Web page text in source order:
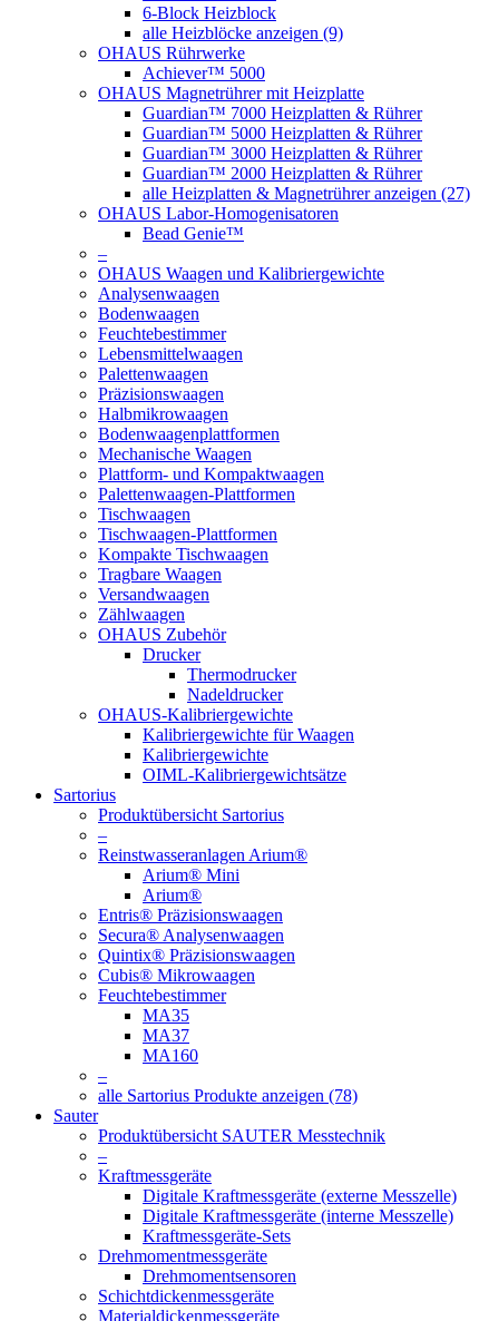
6-Block Heizblock
alle Heizblöcke anzeigen (9)
OHAUS Rührwerke
Achiever™ 5000
OHAUS Magnetrührer mit Heizplatte
Guardian™ 7000 Heizplatten & Rührer
Guardian™ 5000 Heizplatten & Rührer
Guardian™ 3000 Heizplatten & Rührer
Guardian™ 2000 Heizplatten & Rührer
alle Heizplatten & Magnetrührer anzeigen (27)
OHAUS Labor-Homogenisatoren
Bead Genie™
–
OHAUS Waagen und Kalibriergewichte
Analysenwaagen
Bodenwaagen
Feuchtebestimmer
Lebensmittelwaagen
Palettenwaagen
Präzisionswaagen
Halbmikrowaagen
Bodenwaagenplattformen
Mechanische Waagen
Plattform- und Kompaktwaagen
Palettenwaagen-Plattformen
Tischwaagen
Tischwaagen-Plattformen
Kompakte Tischwaagen
Tragbare Waagen
Versandwaagen
Zählwaagen
OHAUS Zubehör
Drucker
Thermodrucker
Nadeldrucker
OHAUS-Kalibriergewichte
Kalibriergewichte für Waagen
Kalibriergewichte
OIML-Kalibriergewichtsätze
Sartorius
Produktübersicht Sartorius
–
Reinstwasseranlagen Arium®
Arium® Mini
Arium®
Entris® Präzisionswaagen
Secura® Analysenwaagen
Quintix® Präzisionswaagen
Cubis® Mikrowaagen
Feuchtebestimmer
MA35
MA37
MA160
–
alle Sartorius Produkte anzeigen (78)
Sauter
Produktübersicht SAUTER Messtechnik
–
Kraftmessgeräte
Digitale Kraftmessgeräte (externe Messzelle)
Digitale Kraftmessgeräte (interne Messzelle)
Kraftmessgeräte-Sets
Drehmomentmessgeräte
Drehmomentsensoren
Schichtdickenmessgeräte
Materialdickenmessgeräte